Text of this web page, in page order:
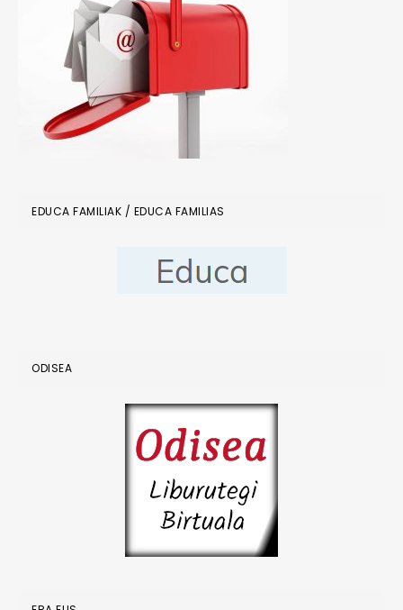
EDUCA FAMILIAK / EDUCA FAMILIAS
ODISEA